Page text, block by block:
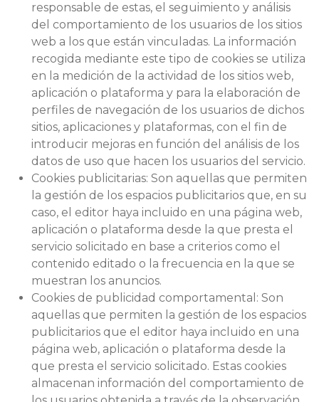
responsable de estas, el seguimiento y análisis
del comportamiento de los usuarios de los sitios
web a los que están vinculadas. La información
recogida mediante este tipo de cookies se utiliza
en la medición de la actividad de los sitios web,
aplicación o plataforma y para la elaboración de
perfiles de navegación de los usuarios de dichos
sitios, aplicaciones y plataformas, con el fin de
introducir mejoras en función del análisis de los
datos de uso que hacen los usuarios del servicio.
Cookies publicitarias: Son aquellas que permiten
la gestión de los espacios publicitarios que, en su
caso, el editor haya incluido en una página web,
aplicación o plataforma desde la que presta el
servicio solicitado en base a criterios como el
contenido editado o la frecuencia en la que se
muestran los anuncios.
Cookies de publicidad comportamental: Son
aquellas que permiten la gestión de los espacios
publicitarios que el editor haya incluido en una
página web, aplicación o plataforma desde la
que presta el servicio solicitado. Estas cookies
almacenan información del comportamiento de